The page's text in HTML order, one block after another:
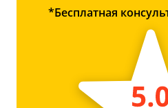
*Бесплатная